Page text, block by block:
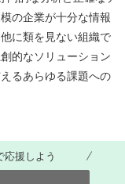
の企業が十分な情報
に類を見ない組織で
的なソリューション
るあらゆる課題への
援しよう